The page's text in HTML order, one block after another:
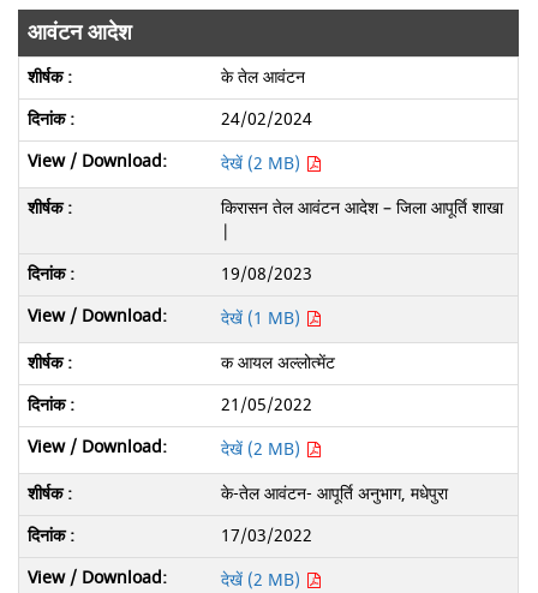
आवंटन आदेश
के तेल आवंटन
24/02/2024
देखें (2 MB)
किरासन तेल आवंटन आदेश – जिला आपूर्ति शाखा
|
19/08/2023
देखें (1 MB)
क आयल अल्लोत्मेंट
21/05/2022
देखें (2 MB)
के-तेल आवंटन- आपूर्ति अनुभाग, मधेपुरा
17/03/2022
देखें (2 MB)